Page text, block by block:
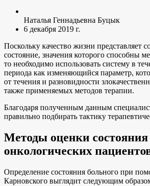
Наталья Геннадьевна Буцык
6 декабря 2019 г.
Поскольку качество жизни представляет
состояние, значения которого способны
то необходимо использовать систему в
периода как изменяющийся параметр,
от течения и разновидности
также применяемых методов терапии.
Благодаря полученным данным
правильно подбирать тактику
Методы оценки состояния
онкологических
Определение состояния больного при
Карновского выглядит следующим